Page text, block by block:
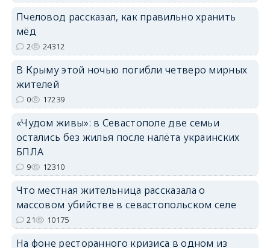
Пчеловод рассказал, как правильно хранить
мёд
2 24312
В Крыму этой ночью погибли четверо мирных
жителей
0 17239
«Чудом живы»: в Севастополе две семьи
остались без жилья после налёта украинских
БПЛА
9 12310
Что местная жительница рассказала о
массовом убийстве в севастопольском селе
21 10175
На фоне ресторанного кризиса в одном из